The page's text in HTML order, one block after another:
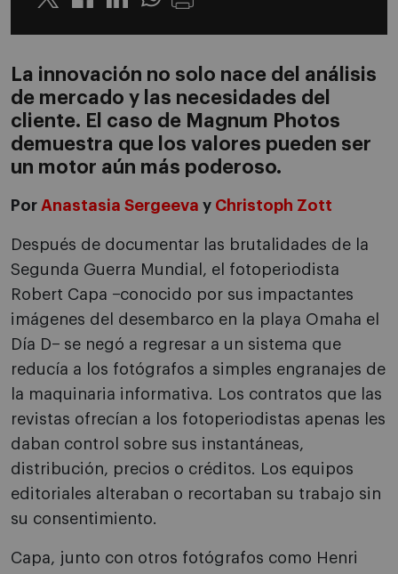
Twitter LinkedinWhatsapp
La innovación no solo nace del análisis
de mercado y las necesidades del
cliente. El caso de Magnum Photos
demuestra que los valores pueden ser
un motor aún más poderoso.
Por Anastasia Sergeeva y Christoph Zott
Después de documentar las brutalidades de la
Segunda Guerra Mundial, el fotoperiodista
Robert Capa −conocido por sus impactantes
imágenes del desembarco en la playa Omaha el
Día D− se negó a regresar a un sistema que
reducía a los fotógrafos a simples engranajes de
la maquinaria informativa. Los contratos que las
revistas ofrecían a los fotoperiodistas apenas les
daban control sobre sus instantáneas,
distribución, precios o créditos. Los equipos
editoriales alteraban o recortaban su trabajo sin
su consentimiento.
Capa, junto con otros fotógrafos como Henri